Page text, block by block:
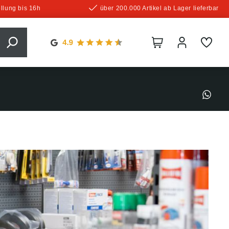
bis 16h über 200.000 Artikel ab Lager lieferbar